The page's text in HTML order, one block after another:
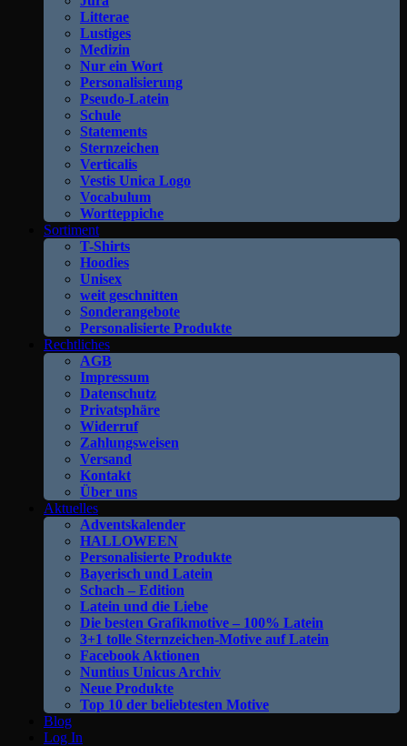
Litterae
Lustiges
Medizin
Nur ein Wort
Personalisierung
Pseudo-Latein
Schule
Statements
Sternzeichen
Verticalis
Vestis Unica Logo
Vocabulum
Wortteppiche
Sortiment
T-Shirts
Hoodies
Unisex
weit geschnitten
Sonderangebote
Personalisierte Produkte
Rechtliches
AGB
Impressum
Datenschutz
Privatsphäre
Widerruf
Zahlungsweisen
Versand
Kontakt
Über uns
Aktuelles
Adventskalender
HALLOWEEN
Personalisierte Produkte
Bayerisch und Latein
Schach – Edition
Latein und die Liebe
Die besten Grafikmotive – 100% Latein
3+1 tolle Sternzeichen-Motive auf Latein
Facebook Aktionen
Nuntius Unicus Archiv
Neue Produkte
Top 10 der beliebtesten Motive
Blog
Log In